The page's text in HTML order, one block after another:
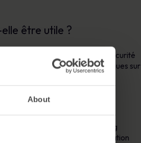
About
être utile ?
de sensibilisation à la sécurité
des connaissances pratiques sur
Les simulations de phishing
ne se produise. Pour une formation